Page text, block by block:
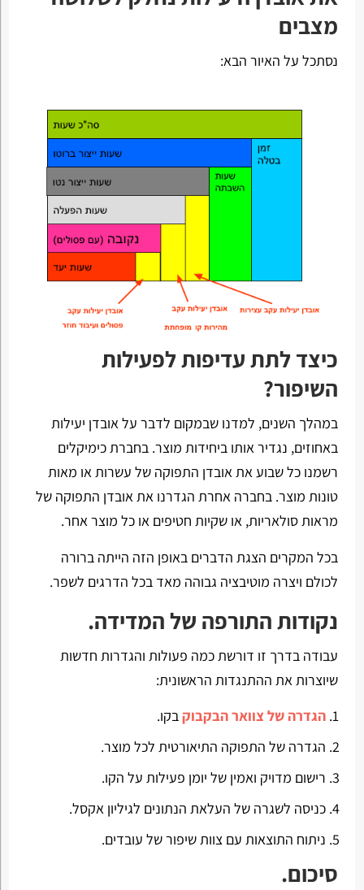
מצבים
נסתכל על האיור הבא:
כיצד לתת עדיפות לפעילות
השיפור?
במהלך השנים, למדנו שבמקום לדבר על אובדן יעילות
באחוזים, נגדיר אותו ביחידות מוצר. בחברת כימיקלים
רשמנו כל שבוע את אובדן התפוקה של עשרות או מאות
טונות מוצר. בחברה אחרת הגדרנו את אובדן התפוקה של
מראות סולאריות, או שקיות חטיפים או כל מוצר אחר.
בכל המקרים הצגת הדברים באופן הזה הייתה ברורה
לכולם ויצרה מוטיבציה גבוהה מאד בכל הדרגים לשפר.
נקודות התורפה של המדידה.
עבודה בדרך זו דורשת כמה פעולות והגדרות חדשות
שיוצרות את ההתנגדות הראשונית:
הגדרה של צוואר הבקבוקבקו.
הגדרה של התפוקה התיאורטית לכל מוצר.
רישום מדויק ואמין של יומן פעילות על הקו.
כניסה לשגרה של העלאת הנתונים לגיליון אקסל.
ניתוח התוצאות עם צוות שיפור של עובדים.
סיכום.